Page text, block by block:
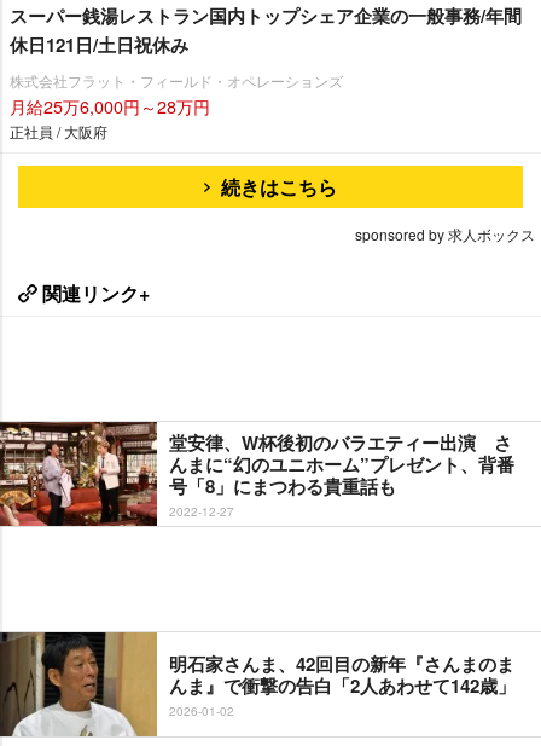
スーパー銭湯レストラン国内トップシェア企業の一般事務/年間
休日121日/土日祝休み
株式会社フラット・フィールド・オペレーションズ
月給25万6,000円～28万円
正社員 / 大阪府
続きはこちら
sponsored by 求人ボックス
関連リンク+
堂安律、W杯後初のバラエティー出演 さ
んまに“幻のユニホーム”プレゼント、背番
号「8」にまつわる貴重話も
2022-12-27
明石家さんま、42回目の新年『さんまのま
んま』で衝撃の告白「2人あわせて142歳」
2026-01-02